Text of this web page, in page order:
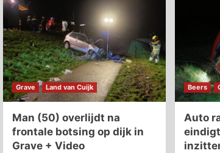
Grave Land van Cuijk
Man (50) overlijdt na
frontale botsing op dijk in
Grave + Video
Beers
Auto